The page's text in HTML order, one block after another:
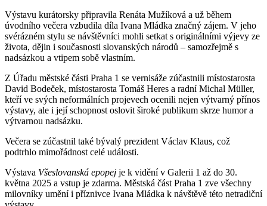
Výstavu kurátorsky připravila Renáta Mužíková a už během
úvodního večera vzbudila díla Ivana Mládka značný zájem. V jeho
svérázném stylu se návštěvníci mohli setkat s originálními výjevy ze
života, dějin i současnosti slovanských národů – samozřejmě s
nadsázkou a vtipem sobě vlastním.
Z Úřadu městské části Praha 1 se vernisáže zúčastnili místostarosta
David Bodeček, místostarosta Tomáš Heres a radní Michal Müller,
kteří ve svých neformálních projevech ocenili nejen výtvarný přínos
výstavy, ale i její schopnost oslovit široké publikum skrze humor a
výtvarnou nadsázku.
Večera se zúčastnil také bývalý prezident Václav Klaus, což
podtrhlo mimořádnost celé události.
Výstava Všeslovanská epopej je k vidění v Galerii 1 až do 30.
května 2025 a vstup je zdarma. Městská část Praha 1 zve všechny
milovníky umění i příznivce Ivana Mládka k návštěvě této netradiční